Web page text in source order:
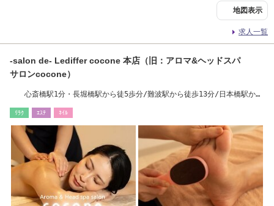
地図表示
求人一覧
-salon de- Lediffer cocone 本店（旧：アロマ&ヘッドスパ
サロンcocone）
心斎橋駅1分・長堀橋駅から徒5歩分/難波駅から徒歩13分/日本橋駅から
ﾘﾗｸ ｴｽﾃ ﾈｲﾙ